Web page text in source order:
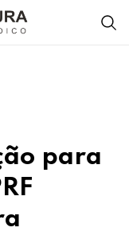
para